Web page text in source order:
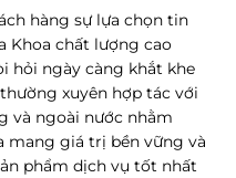
hàng sự lựa chọn tin
Khoa chất lượng cao
hỏi ngày càng khắt khe
xuyên hợp tác với
và ngoài nước nhằm
mang giá trị bền vững và
phẩm dịch vụ tốt nhất